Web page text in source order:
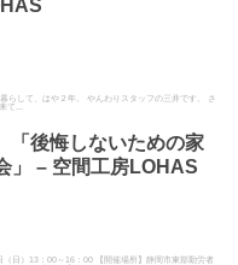
らして、はや２年。 やんわりスタッフの三井です。 さ
て...
「後悔しないための家
」 – 空間工房LOHAS
日）13：00～16：00 【開催場所】静岡市東部勤労者